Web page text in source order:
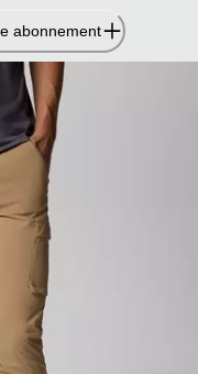
abonnement